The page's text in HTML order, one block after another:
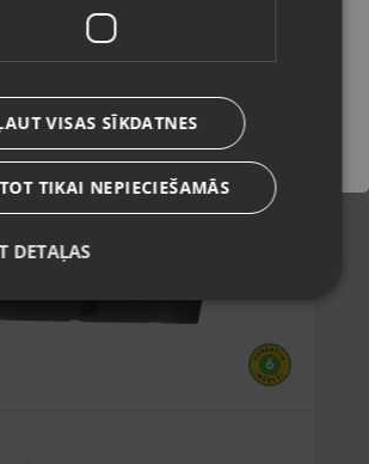
lietots (Garantija 14 dienas)
Saglabāt
VISAS SĪKDATNES
TIKAI NEPIECIEŠAMĀS
DETAĻAS